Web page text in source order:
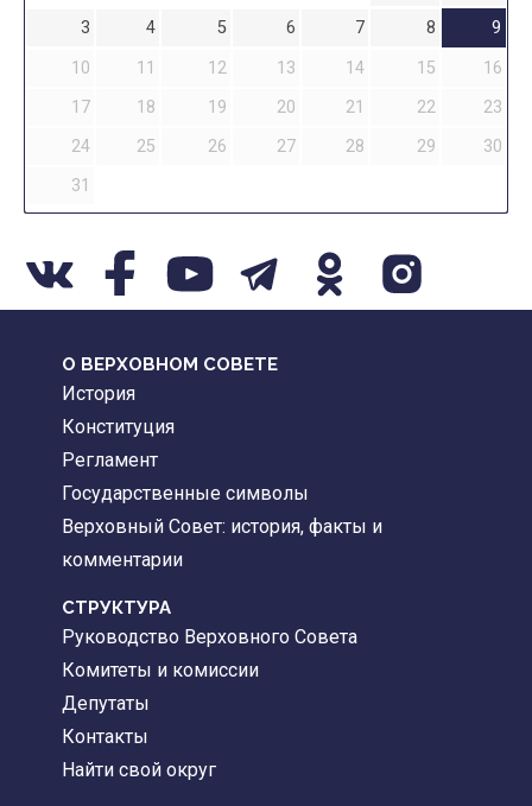
3
4 5 6 7 8
9
10
11 12 13 14 15
16
17
18 19 20 21 22
23
24
25 26 27 28 29
30
31
О ВЕРХОВНОМ СОВЕТЕ
История
Конституция
Регламент
Государственные символы
Верховный Совет: история, факты и
комментарии
CТРУКТУРА
Руководство Верховного Совета
Комитеты и комиссии
Депутаты
Контакты
Найти свой округ